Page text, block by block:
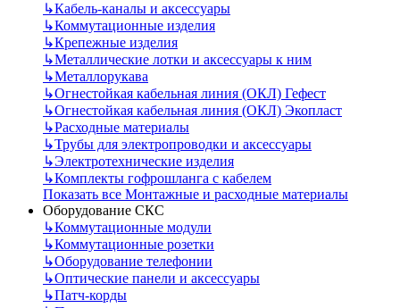
↳Кабель-каналы и аксессуары
↳Коммутационные изделия
↳Крепежные изделия
↳Металлические лотки и аксессуары к ним
↳Металлорукава
↳Огнестойкая кабельная линия (ОКЛ) Гефест
↳Огнестойкая кабельная линия (ОКЛ) Экопласт
↳Расходные материалы
↳Трубы для электропроводки и аксессуары
↳Электротехнические изделия
↳Комплекты гофрошланга с кабелем
Показать все Монтажные и расходные материалы
Оборудование СКС
↳Коммутационные модули
↳Коммутационные розетки
↳Оборудование телефонии
↳Оптические панели и аксессуары
↳Патч-корды